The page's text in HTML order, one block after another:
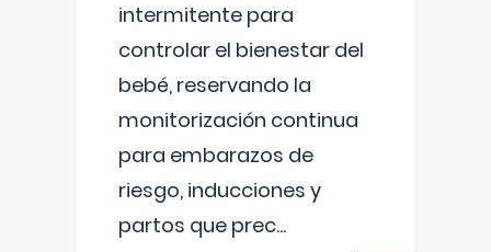
intermitente para
controlar el bienestar del
bebé, reservando la
monitorización continua
para embarazos de
riesgo, inducciones y
partos que prec...